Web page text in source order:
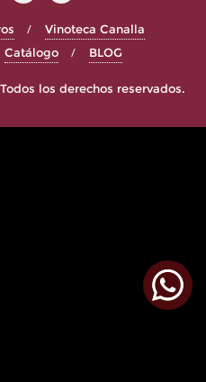
Vinoteca Canalla
Catálogo BLOG
los derechos reservados.